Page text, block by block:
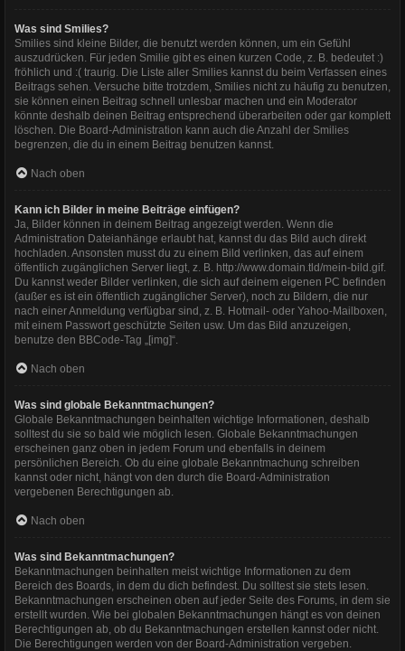
Was sind Smilies?
Smilies sind kleine Bilder, die benutzt werden können, um ein Gefühl
auszudrücken. Für jeden Smilie gibt es einen kurzen Code, z. B. bedeutet :)
fröhlich und :( traurig. Die Liste aller Smilies kannst du beim Verfassen eines
Beitrags sehen. Versuche bitte trotzdem, Smilies nicht zu häufig zu benutzen,
sie können einen Beitrag schnell unlesbar machen und ein Moderator
könnte deshalb deinen Beitrag entsprechend überarbeiten oder gar komplett
löschen. Die Board-Administration kann auch die Anzahl der Smilies
begrenzen, die du in einem Beitrag benutzen kannst.
Nach oben
Kann ich Bilder in meine Beiträge einfügen?
Ja, Bilder können in deinem Beitrag angezeigt werden. Wenn die
Administration Dateianhänge erlaubt hat, kannst du das Bild auch direkt
hochladen. Ansonsten musst du zu einem Bild verlinken, das auf einem
öffentlich zugänglichen Server liegt, z. B. http://www.domain.tld/mein-bild.gif.
Du kannst weder Bilder verlinken, die sich auf deinem eigenen PC befinden
(außer es ist ein öffentlich zugänglicher Server), noch zu Bildern, die nur
nach einer Anmeldung verfügbar sind, z. B. Hotmail- oder Yahoo-Mailboxen,
mit einem Passwort geschützte Seiten usw. Um das Bild anzuzeigen,
benutze den BBCode-Tag „[img]“.
Nach oben
Was sind globale Bekanntmachungen?
Globale Bekanntmachungen beinhalten wichtige Informationen, deshalb
solltest du sie so bald wie möglich lesen. Globale Bekanntmachungen
erscheinen ganz oben in jedem Forum und ebenfalls in deinem
persönlichen Bereich. Ob du eine globale Bekanntmachung schreiben
kannst oder nicht, hängt von den durch die Board-Administration
vergebenen Berechtigungen ab.
Nach oben
Was sind Bekanntmachungen?
Bekanntmachungen beinhalten meist wichtige Informationen zu dem
Bereich des Boards, in dem du dich befindest. Du solltest sie stets lesen.
Bekanntmachungen erscheinen oben auf jeder Seite des Forums, in dem sie
erstellt wurden. Wie bei globalen Bekanntmachungen hängt es von deinen
Berechtigungen ab, ob du Bekanntmachungen erstellen kannst oder nicht.
Die Berechtigungen werden von der Board-Administration vergeben.